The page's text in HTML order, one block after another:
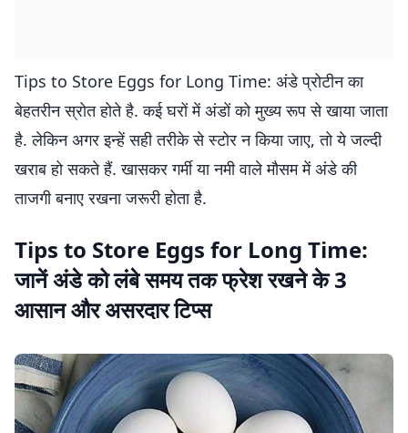
Tips to Store Eggs for Long Time: अंडे प्रोटीन का
बेहतरीन स्रोत होते है. कई घरों में अंडों को मुख्य रूप से खाया जाता
है. लेकिन अगर इन्हें सही तरीके से स्टोर न किया जाए, तो ये जल्दी
खराब हो सकते हैं. खासकर गर्मी या नमी वाले मौसम में अंडे की
ताजगी बनाए रखना जरूरी होता है.
Tips to Store Eggs for Long Time:
जानें अंडे को लंबे समय तक फ्रेश रखने के 3
आसान और असरदार टिप्स